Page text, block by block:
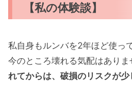
【私の体験談】
私自身もルンバを2年ほど使っ
今のところ壊れる気配はありま
れてからは、破損のリスクが少